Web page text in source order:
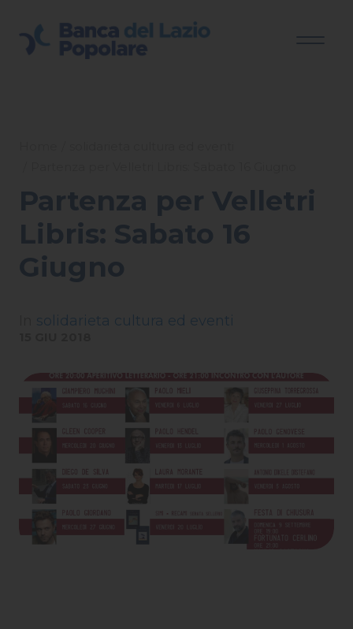
Partenza per Velletri
Libris: Sabato 16
Giugno
solidarieta cultura ed eventi